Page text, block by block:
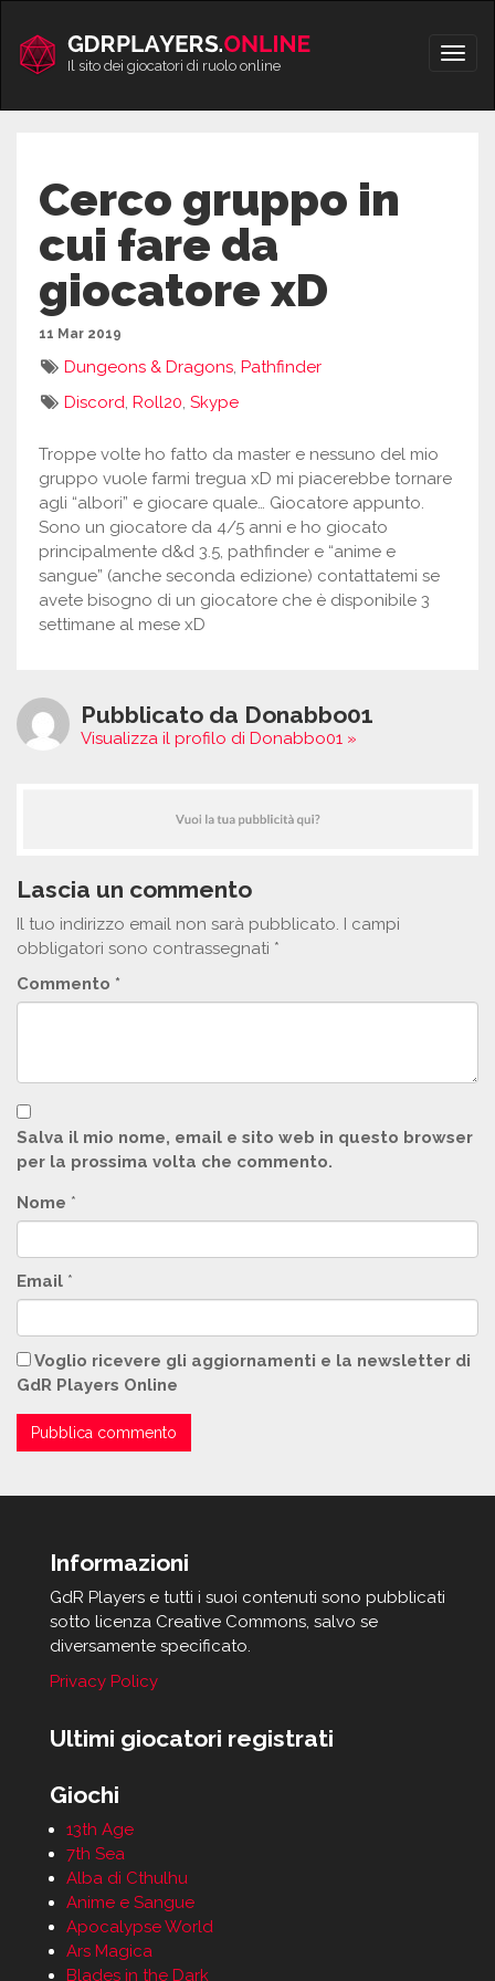
contenuto
Apri/
Il sito dei giocatori di ruolo online
Cerco gruppo in
cui fare da
giocatore xD
11 Mar 2019
Dungeons & Dragons,Pathfinder
Discord,Roll20,Skype
Troppe volte ho fatto da master e nessuno del mio
gruppo vuole farmi tregua xD mi piacerebbe tornare
agli “albori” e giocare quale… Giocatore appunto.
Sono un giocatore da 4/5 anni e ho giocato
principalmente d&d 3.5, pathfinder e “anime e
sangue” (anche seconda edizione) contattatemi se
avete bisogno di un giocatore che è disponibile 3
settimane al mese xD
Pubblicato da Donabbo01
Visualizza il profilo di Donabbo01 »
Lascia un commento
Il tuo indirizzo email non sarà pubblicato. I campi
obbligatori sono contrassegnati *
Commento *
Salva il mio nome, email e sito web in questo browser
per la prossima volta che commento.
Nome *
Email *
Voglio ricevere gli aggiornamenti e la newsletter di
GdR Players Online
Informazioni
GdR Players e tutti i suoi contenuti sono pubblicati
sotto licenza Creative Commons, salvo se
diversamente specificato.
Privacy Policy
Ultimi giocatori registrati
Giochi
13th Age
7th Sea
Alba di Cthulhu
Anime e Sangue
Apocalypse World
Ars Magica
Blades in the Dark